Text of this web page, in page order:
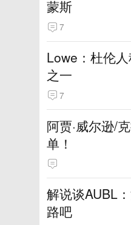
蒙斯
7
Lowe：杜伦
之一
7
阿贾·威尔逊/
单！
解说谈AUBL
路吧